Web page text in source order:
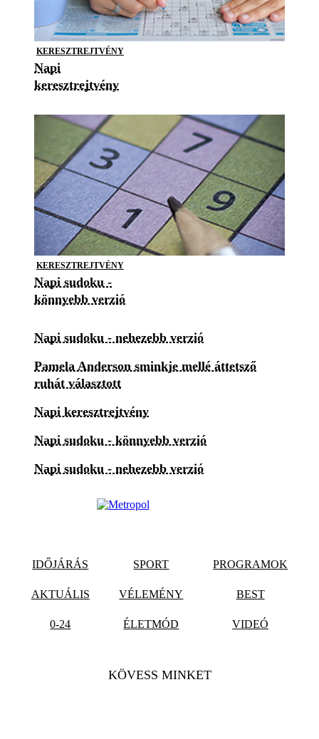
KERESZTREJTVÉNY
Napi
keresztrejtvény
KERESZTREJTVÉNY
Napi sudoku -
könnyebb verzió
Napi sudoku - nehezebb verzió
Pamela Anderson sminkje mellé áttetsző
ruhát választott
Napi keresztrejtvény
Napi sudoku - könnyebb verzió
Napi sudoku - nehezebb verzió
IDŐJÁRÁS SPORT PROGRAMOK
AKTUÁLIS VÉLEMÉNY BEST
0-24 ÉLETMÓD VIDEÓ
KÖVESS MINKET